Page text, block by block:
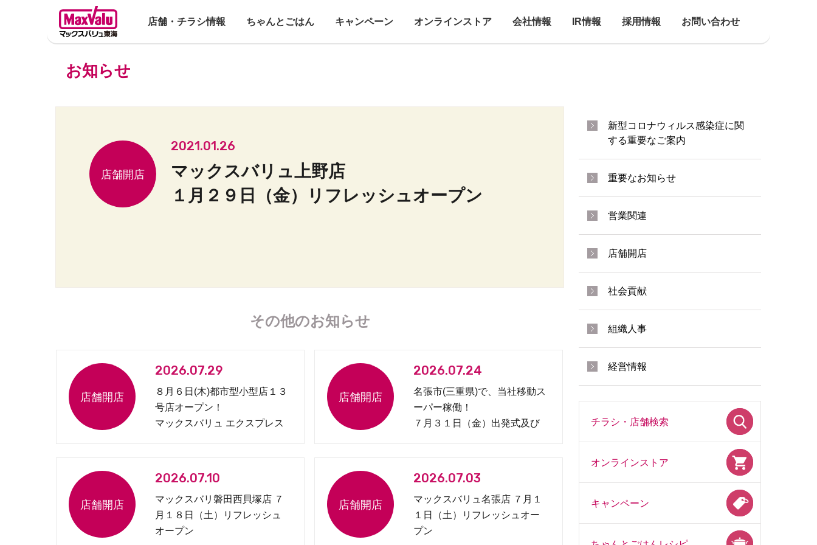
店舗・チラシ情報 ちゃんとごはん キャンペーン オンラインストア 会社情報 IR情報 採用情報 お問い合わせ
お知らせ
2021.01.26
マックスバリュ上野店
１月２９日（金）リフレッシュオープン
その他のお知らせ
2026.07.29
８月６日(木)都市型小型店１３
号店オープン！
マックスバリュ エクスプレス
2026.07.24
名張市(三重県)で、当社移動ス
ーパー稼働！
７月３１日（金）出発式及び
2026.07.10
マックスバリ磐田西貝塚店 ７
月１８日（土）リフレッシュ
オープン
2026.07.03
マックスバリュ名張店 ７月１
１日（土）リフレッシュオー
プン
新型コロナウィルス感染症に関
する重要なご案内
重要なお知らせ
営業関連
店舗開店
社会貢献
組織人事
経営情報
チラシ・店舗検索
オンラインストア
キャンペーン